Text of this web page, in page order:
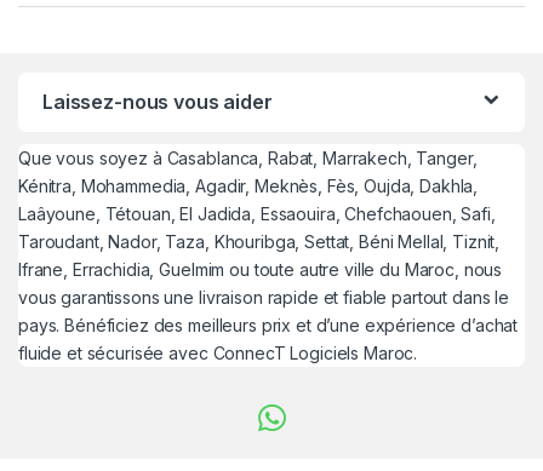
Laissez-nous vous aider
Que vous soyez à Casablanca, Rabat, Marrakech, Tanger,
Kénitra, Mohammedia, Agadir, Meknès, Fès, Oujda, Dakhla,
Laâyoune, Tétouan, El Jadida, Essaouira, Chefchaouen, Safi,
Taroudant, Nador, Taza, Khouribga, Settat, Béni Mellal, Tiznit,
Ifrane, Errachidia, Guelmim ou toute autre ville du Maroc, nous
vous garantissons une livraison rapide et fiable partout dans le
pays. Bénéficiez des meilleurs prix et d’une expérience d’achat
fluide et sécurisée avec ConnecT Logiciels Maroc.